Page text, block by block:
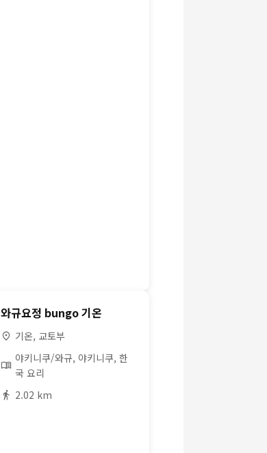
와규요정 bungo 기온
기온, 교토부
야키니쿠/와규, 야키니쿠, 한
국 요리
2.02 km